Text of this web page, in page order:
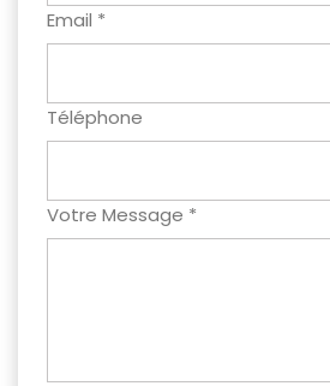
Email *
Téléphone
Votre Message *